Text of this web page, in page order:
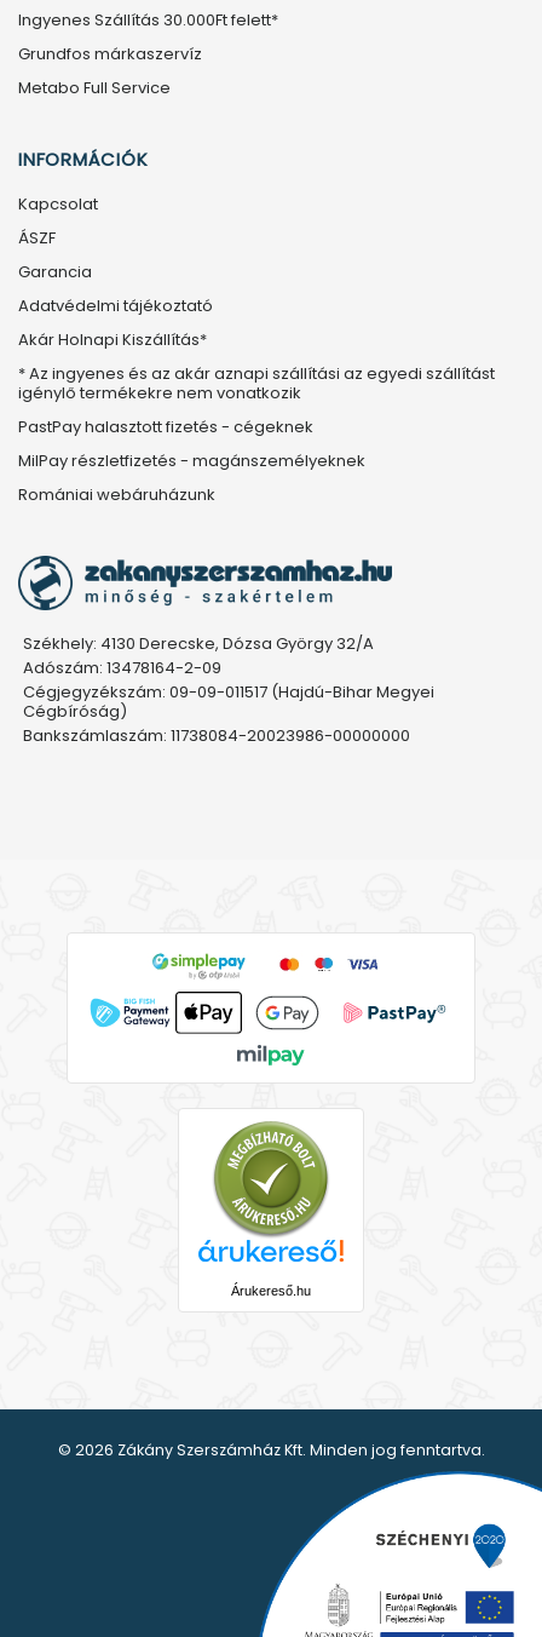
Ingyenes Szállítás 30.000Ft felett*
Grundfos márkaszervíz
Metabo Full Service
INFORMÁCIÓK
Kapcsolat
ÁSZF
Garancia
Adatvédelmi tájékoztató
Akár Holnapi Kiszállítás*
* Az ingyenes és az akár aznapi szállítási az egyedi szállítást
igénylő termékekre nem vonatkozik
PastPay halasztott fizetés - cégeknek
MilPay részletfizetés - magánszemélyeknek
Romániai webáruházunk
Székhely: 4130 Derecske, Dózsa György 32/A
Adószám: 13478164-2-09
Cégjegyzékszám: 09-09-011517 (Hajdú-Bihar Megyei
Cégbíróság)
Bankszámlaszám: 11738084-20023986-00000000
Árukereső.hu
© 2026 Zákány Szerszámház Kft. Minden jog fenntartva.